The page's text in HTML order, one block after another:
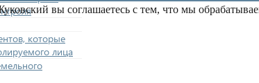
которые
лица
вы соглашаетесь с тем, что мы